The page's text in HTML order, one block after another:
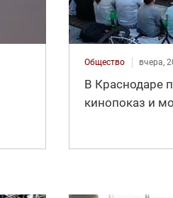
Общество вчера,
В Краснодаре
кинопоказ и